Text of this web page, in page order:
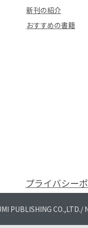
新刊の紹介
おすすめの書籍
プライバシー
PUBLISHING CO.,LTD./